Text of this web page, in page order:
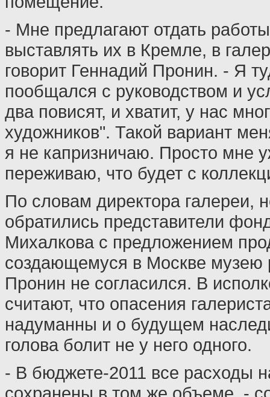
- Мне предлагают отдать
выставлять их в Кремле, в
говорит Геннадий Пронин. - Я
пообщался с руководством и
два повисят, и хватит, у нас
художников". Такой вариант
я не капризничаю. Просто мне
переживаю, что будет с
По словам директора галереи,
обратились представители
Михалкова с предложением
создающемуся в Москве музею
Пронин не согласился. В
считают, что опасения
надуманны и о будущем
голова болит не у него одного.
- В бюджете-2011 все расходы